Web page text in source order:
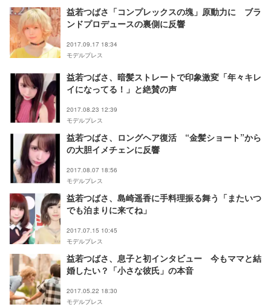
益若つばさ「コンプレックスの塊」原動力に ブラ
ンドプロデュースの裏側に反響
2017.09.17 18:34
モデルプレス
益若つばさ、暗髪ストレートで印象激変「年々キレ
イになってる！」と絶賛の声
2017.08.23 12:39
モデルプレス
益若つばさ、ロングヘア復活 “金髪ショート”から
の大胆イメチェンに反響
2017.08.07 18:56
モデルプレス
益若つばさ、島崎遥香に手料理振る舞う「またいつ
でも泊まりに来てね」
2017.07.15 10:45
モデルプレス
益若つばさ、息子と初インタビュー 今もママと結
婚したい？「小さな彼氏」の本音
2017.05.22 18:30
モデルプレス